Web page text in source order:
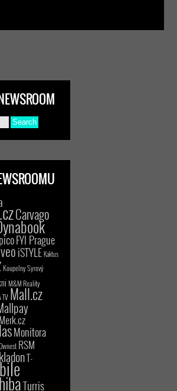
Carvago
FYI Prague
iSTYLE Kaktus
Koupelny Syrový
M&M Reality
TV Mall.cz
Merk.cz
Monitora
RSM
T-
Turris